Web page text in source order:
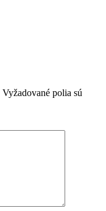
Vyžadované polia sú